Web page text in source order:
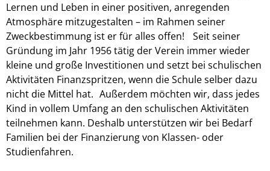
Lernen und Leben in einer positiven, anregenden
Atmosphäre mitzugestalten – im Rahmen seiner
Zweckbestimmung ist er für alles offen! Seit seiner
Gründung im Jahr 1956 tätig der Verein immer wieder
kleine und große Investitionen und setzt bei schulischen
Aktivitäten Finanzspritzen, wenn die Schule selber dazu
nicht die Mittel hat. Außerdem möchten wir, dass jedes
Kind in vollem Umfang an den schulischen Aktivitäten
teilnehmen kann. Deshalb unterstützen wir bei Bedarf
Familien bei der Finanzierung von Klassen- oder
Studienfahren.